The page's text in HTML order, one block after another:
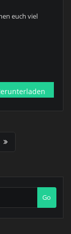
euch viel
Go